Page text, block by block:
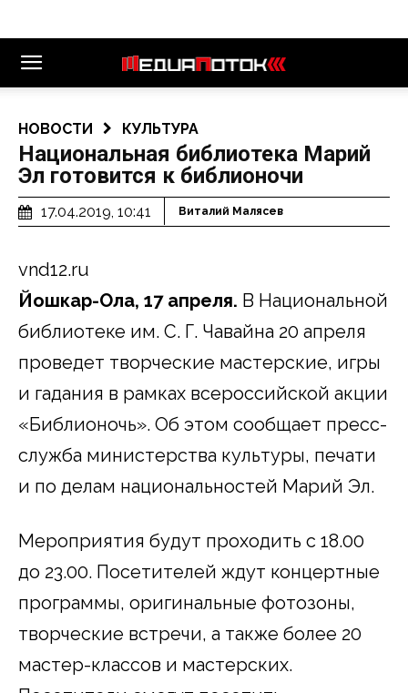
НОВОСТИ КУЛЬТУРА
Национальная библиотека Марий
Эл готовится к библионочи
17.04.2019, 10:41 Виталий Малясев
vnd12.ru
Йошкар-Ола, 17 апреля. В Национальной
библиотеке им. С. Г. Чавайна 20 апреля
проведет творческие мастерские, игры
и гадания в рамках всероссийской акции
«Библионочь». Об этом сообщает пресс-
служба министерства культуры, печати
и по делам национальностей Марий Эл.
Мероприятия будут проходить с 18.00
до 23.00. Посетителей ждут концертные
программы, оригинальные фотозоны,
творческие встречи, а также более 20
мастер-классов и мастерских.